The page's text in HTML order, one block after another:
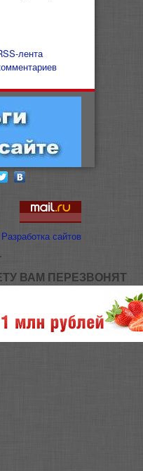
лента
Разработка сайтов
ВАМ ПЕРЕЗВОНЯТ